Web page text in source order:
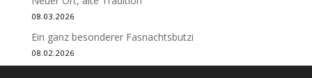
08.03.2026
Ein ganz besonderer Fasnachtsbutzi
08.02.2026